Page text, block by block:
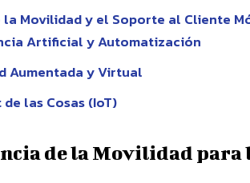
la Movilidad y el Soporte al Cliente
Artificial y Automatización
Aumentada y Virtual
las Cosas (IoT)
de la Movilidad para